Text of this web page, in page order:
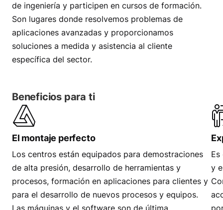
de ingeniería y participen en cursos de formación.
Son lugares donde resolvemos problemas de
aplicaciones avanzadas y proporcionamos
soluciones a medida y asistencia al cliente
específica del sector.
Beneficios para ti
El montaje perfecto
Los centros están equipados para demostraciones
de alta presión, desarrollo de herramientas y
procesos, formación en aplicaciones para clientes y
para el desarrollo de nuevos procesos y equipos.
Las máquinas y el software son de última
y